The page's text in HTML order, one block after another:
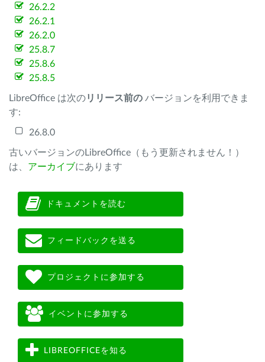
26.2.2
26.2.1
26.2.0
25.8.7
25.8.6
25.8.5
LibreOffice は次のリリース前の バージョンを利用できま
す:
26.8.0
古いバージョンのLibreOffice（もう更新されません！）
は、 アーカイブにあります
ドキュメントを読む
フィードバックを送る
プロジェクトに参加する
イベントに参加する
LIBREOFFICEを知る